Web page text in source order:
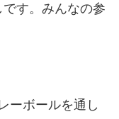
す。みんなの参
ーボールを通し